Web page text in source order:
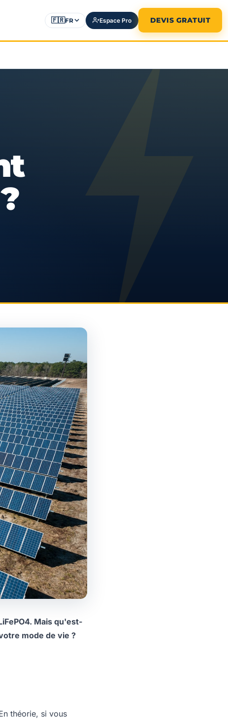
🇫🇷FR Espace Pro DEVIS GRATUIT
Mais qu'est-
mode de vie ?
théorie, si vous